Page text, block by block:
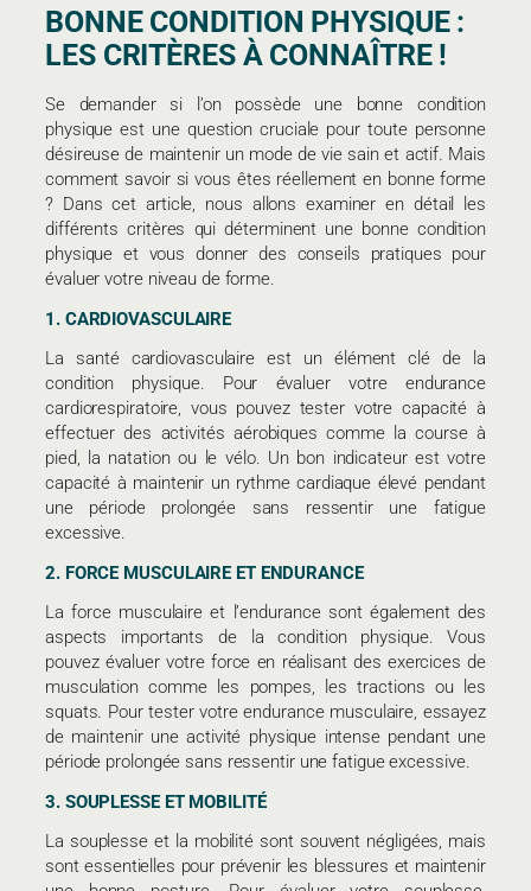
BONNE CONDITION PHYSIQUE :
LES CRITÈRES À CONNAÎTRE !
Se demander si l’on possède une bonne condition
physique est une question cruciale pour toute personne
désireuse de maintenir un mode de vie sain et actif. Mais
comment savoir si vous êtes réellement en bonne forme
? Dans cet article, nous allons examiner en détail les
différents critères qui déterminent une bonne condition
physique et vous donner des conseils pratiques pour
évaluer votre niveau de forme.
1. CARDIOVASCULAIRE
La santé cardiovasculaire est un élément clé de la
condition physique. Pour évaluer votre endurance
cardiorespiratoire, vous pouvez tester votre capacité à
effectuer des activités aérobiques comme la course à
pied, la natation ou le vélo. Un bon indicateur est votre
capacité à maintenir un rythme cardiaque élevé pendant
une période prolongée sans ressentir une fatigue
excessive.
2. FORCE MUSCULAIRE ET ENDURANCE
La force musculaire et l’endurance sont également des
aspects importants de la condition physique. Vous
pouvez évaluer votre force en réalisant des exercices de
musculation comme les pompes, les tractions ou les
squats. Pour tester votre endurance musculaire, essayez
de maintenir une activité physique intense pendant une
période prolongée sans ressentir une fatigue excessive.
3. SOUPLESSE ET MOBILITÉ
La souplesse et la mobilité sont souvent négligées, mais
sont essentielles pour prévenir les blessures et maintenir